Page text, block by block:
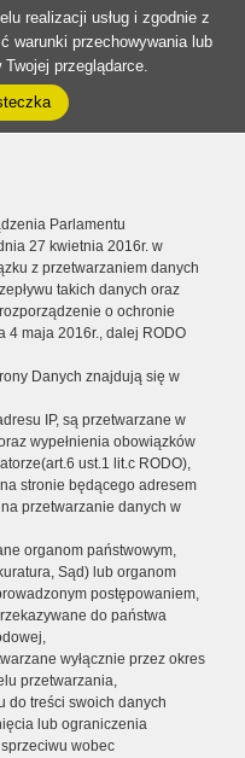
realizacji usług i zgodnie z
warunki przechowywania lub
przeglądarce.
Parlamentu
27 kwietnia 2016r. w
z przetwarzaniem danych
takich danych oraz
o ochronie
4 maja 2016r., dalej RODO
Danych znajdują się w
IP, są przetwarzane w
wypełnienia obowiązków
ust.1 lit.c RODO),
stronie będącego adresem
przetwarzanie danych w
organom państwowym,
Sąd) lub organom
postępowaniem,
do państwa
wyłącznie przez okres
przetwarzania,
do treści swoich danych
lub ograniczenia
wobec